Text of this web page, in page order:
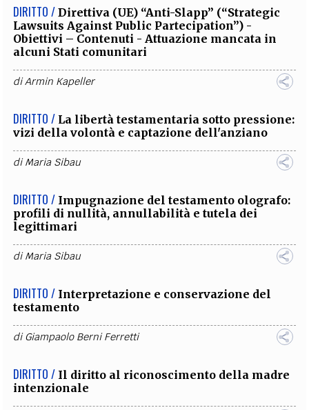
DIRITTO / Direttiva (UE) “Anti-Slapp” (“Strategic
Lawsuits Against Public Partecipation”) -
Obiettivi – Contenuti - Attuazione mancata in
alcuni Stati comunitari
diArmin Kapeller
DIRITTO / La libertà testamentaria sotto pressione:
vizi della volontà e captazione dell'anziano
diMaria Sibau
DIRITTO / Impugnazione del testamento olografo:
profili di nullità, annullabilità e tutela dei
legittimari
diMaria Sibau
DIRITTO / Interpretazione e conservazione del
testamento
diGiampaolo Berni Ferretti
DIRITTO / Il diritto al riconoscimento della madre
intenzionale